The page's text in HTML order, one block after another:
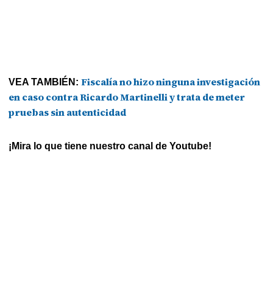
VEA TAMBIÉN:Fiscalía no hizo ninguna investigación
en caso contra Ricardo Martinelli y trata de meter
pruebas sin autenticidad
¡Mira lo que tiene nuestro canal de Youtube!